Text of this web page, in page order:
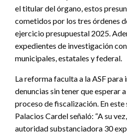
el titular del órgano, estos
cometidos por los tres órdenes
ejercicio presupuestal 2025.
expedientes de investigación
municipales, estatales y federal.
La reforma faculta a la ASF
denuncias sin tener que esperar
proceso de fiscalización. En
Palacios Cardel señaló: “A su
autoridad substanciadora 30